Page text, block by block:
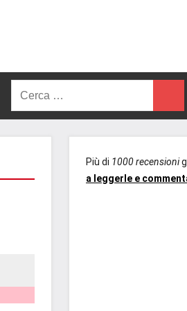
Più di 1000 recensioni
a leggerle e